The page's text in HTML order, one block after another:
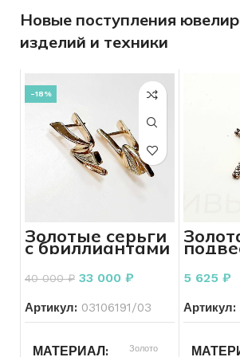
Новые поступления
изделий и техники
-18%
Золотые серьги
с бриллиантами
585 пробы 3.37
грамм
40 000₽ 33 000 ₽
Артикул: 03106191/03
МАТЕРИАЛ Золото
пробы
5 625 ₽
Артикул: